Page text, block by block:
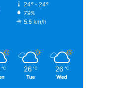
24º - 24º
79%
5.5 km/h
℃ 26 ℃
Tue
26 ℃
Wed